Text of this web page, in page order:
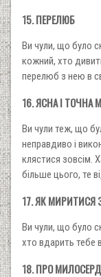
15. ПЕРЕЛЮБ
Ви чули, що було
кожний, хто
перелюб з нею в
16. ЯСНА І ТОЧНА
Ви чули теж, що
неправдиво і
клястися зовсім.
більше цього, те
17. ЯК МИРИТИСЯ
Ви чули, що було
хто вдарить тебе
18. ПРО